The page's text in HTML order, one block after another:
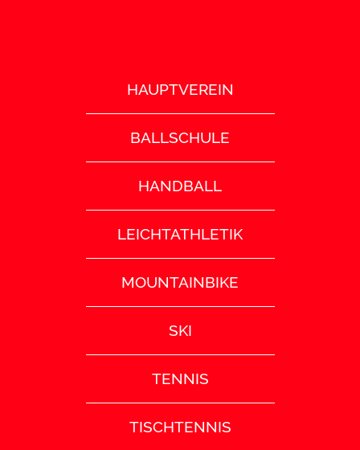
HAUPTVEREIN
BALLSCHULE
HANDBALL
LEICHTATHLETIK
MOUNTAINBIKE
SKI
TENNIS
TISCHTENNIS